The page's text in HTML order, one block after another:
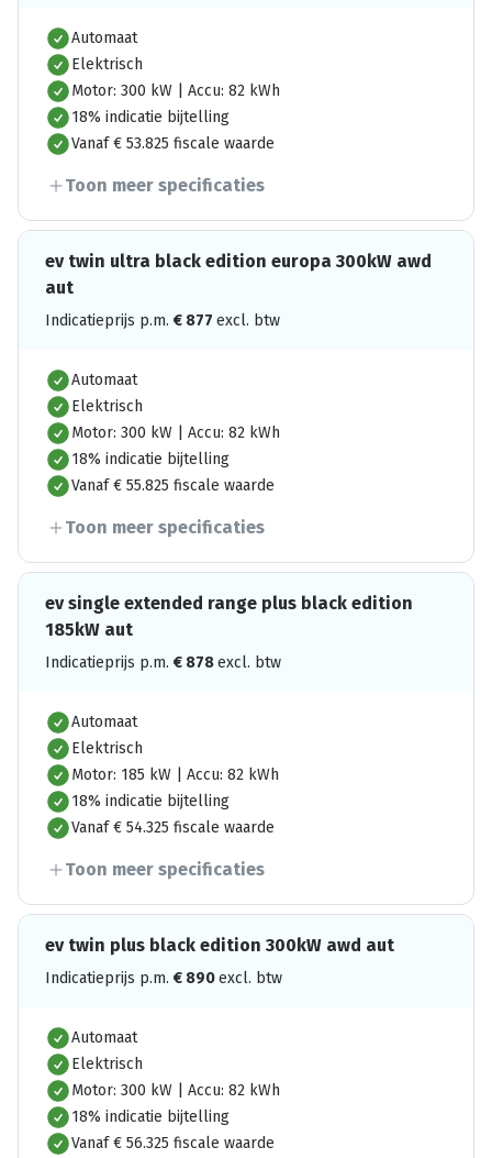
Automaat
Elektrisch
Motor: 300 kW | Accu: 82 kWh
18% indicatie bijtelling
Vanaf € 53.825 fiscale waarde
Toon meer specificaties
ev twin ultra black edition europa 300kW awd
aut
Indicatieprijs p.m. € 877 excl. btw
Automaat
Elektrisch
Motor: 300 kW | Accu: 82 kWh
18% indicatie bijtelling
Vanaf € 55.825 fiscale waarde
Toon meer specificaties
ev single extended range plus black edition
185kW aut
Indicatieprijs p.m. € 878excl. btw
Automaat
Elektrisch
Motor: 185 kW | Accu: 82 kWh
18% indicatie bijtelling
Vanaf € 54.325 fiscale waarde
Toon meer specificaties
ev twin plus black edition 300kW awd aut
Indicatieprijs p.m. € 890excl. btw
Automaat
Elektrisch
Motor: 300 kW | Accu: 82 kWh
18% indicatie bijtelling
Vanaf € 56.325 fiscale waarde